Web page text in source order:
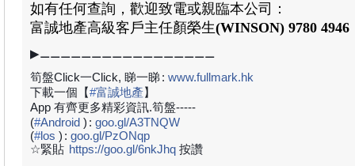
如有任何查詢，歡迎致電或親臨本公司：
富誠地產高級客戶主任顏榮生(WINSON) 9780 4946
▶⚊⚊⚊⚊⚊⚊⚊⚊⚊⚊⚊⚊⚊⚊⚊⚊⚊
筍盤Click一Click, 睇一睇: www.fullmark.hk
下載一個【#富誠地產】
App 有齊更多精彩資訊.筍盤-----
(#Android ) : goo.gl/A3TNQW
(#los ) : goo.gl/PzONqp
☆緊貼 https://goo.gl/6nkJhq 按讚